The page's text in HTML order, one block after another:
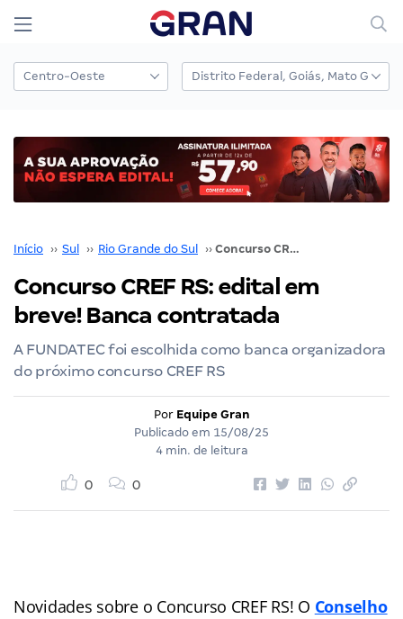
Início ›› Sul ›› Rio Grande do Sul ›› Concurso CREF RS: edital em breve! Banca contratada
Concurso CREF RS: edital em
breve! Banca contratada
A FUNDATEC foi escolhida como banca organizadora
do próximo concurso CREF RS
Por Equipe Gran
Publicado em 15/08/25
4 min. de leitura
0 0
Novidades sobre o Concurso CREF RS! O Conselho